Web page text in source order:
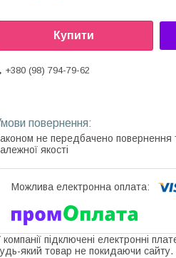
Купити
+380 (98) 794-79-62
не передбачено повернення
якості
компанії підключені електронні
який товар не покидаючи сайту.